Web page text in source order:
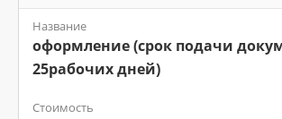
Название
оформление (срок подачи
25рабочих дней)
Стоимость